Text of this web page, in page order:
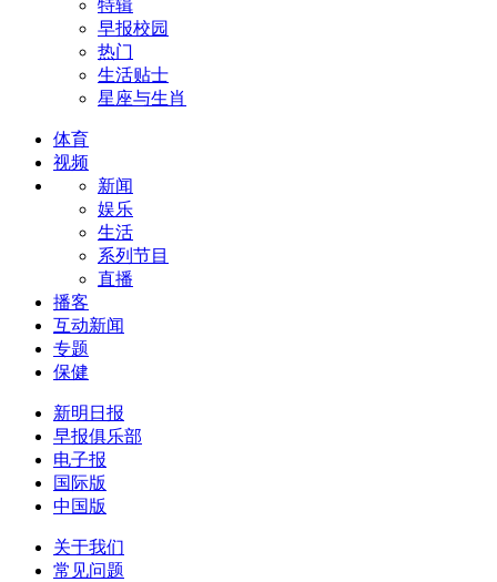
特辑
早报校园
热门
生活贴士
星座与生肖
体育
视频
新闻
娱乐
生活
系列节目
直播
播客
互动新闻
专题
保健
新明日报
早报俱乐部
电子报
国际版
中国版
关于我们
常见问题